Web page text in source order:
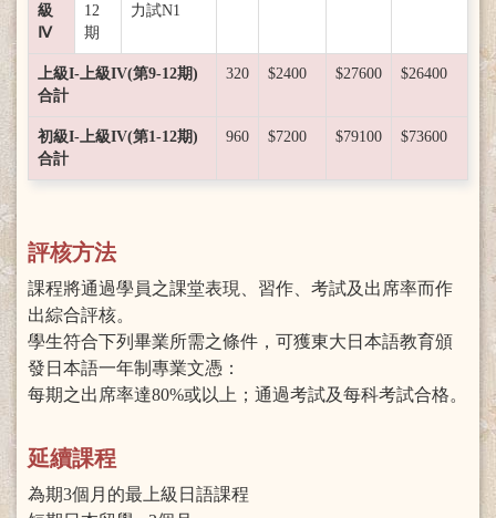
級
Ⅳ
12
期
力試N1
上級I-上級IV(第9-12期)
合計
320 $2400 $27600 $26400
初級I-上級IV(第1-12期)
合計
960 $7200 $79100 $73600
評核方法
課程將通過學員之課堂表現、習作、考試及出席率而作
出綜合評核。
學生符合下列畢業所需之條件，可獲東大日本語教育頒
發日本語一年制專業文憑：
每期之出席率達80%或以上；通過考試及每科考試合格。
延續課程
為期3個月的最上級日語課程